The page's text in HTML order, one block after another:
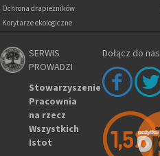
Ochrona drapieżników
Korytarze ekologiczne
SERWIS
PROWADZI
Stowarzyszenie
Pracownia
na rzecz
Wszystkich
Istot
Dołącz do nas